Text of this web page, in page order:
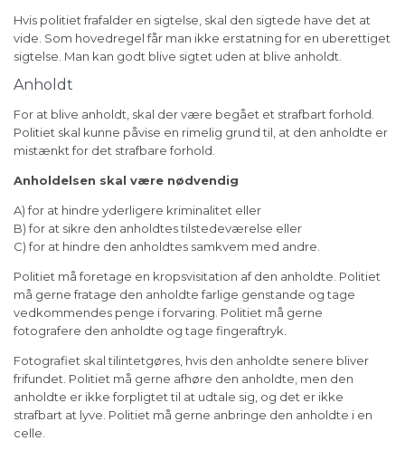
Hvis politiet frafalder en sigtelse, skal den sigtede have det at
vide. Som hovedregel får man ikke erstatning for en uberettiget
sigtelse. Man kan godt blive sigtet uden at blive anholdt.
Anholdt
For at blive anholdt, skal der være begået et strafbart forhold.
Politiet skal kunne påvise en rimelig grund til, at den anholdte er
mistænkt for det strafbare forhold.
Anholdelsen skal være nødvendig
A) for at hindre yderligere kriminalitet eller
B) for at sikre den anholdtes tilstedeværelse eller
C) for at hindre den anholdtes samkvem med andre.
Politiet må foretage en kropsvisitation af den anholdte. Politiet
må gerne fratage den anholdte farlige genstande og tage
vedkommendes penge i forvaring. Politiet må gerne
fotografere den anholdte og tage fingeraftryk.
Fotografiet skal tilintetgøres, hvis den anholdte senere bliver
frifundet. Politiet må gerne afhøre den anholdte, men den
anholdte er ikke forpligtet til at udtale sig, og det er ikke
strafbart at lyve. Politiet må gerne anbringe den anholdte i en
celle.